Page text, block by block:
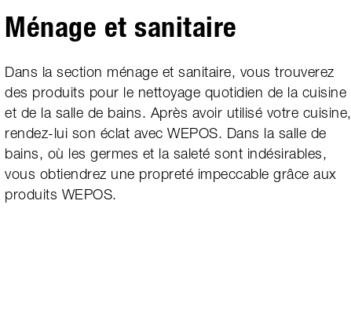
Ménage et sanitaire
Dans la section ménage et sanitaire, vous trouverez
des produits pour le nettoyage quotidien de la cuisine
et de la salle de bains. Après avoir utilisé votre cuisine,
rendez-lui son éclat avec WEPOS. Dans la salle de
bains, où les germes et la saleté sont indésirables,
vous obtiendrez une propreté impeccable grâce aux
produits WEPOS.